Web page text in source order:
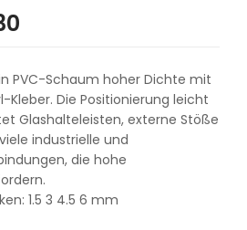
PVC-Schaum hoher Dichte mit
Die Positionierung leicht
Glashalteleisten, externe Stöße
industrielle und
die hohe
1.5 3 4.5 6 mm